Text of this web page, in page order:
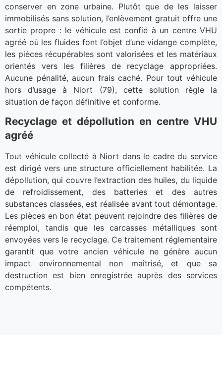
conserver en zone urbaine. Plutôt que de les laisser
immobilisés sans solution, l’enlèvement gratuit offre une
sortie propre : le véhicule est confié à un centre VHU
agréé où les fluides font l’objet d’une vidange complète,
les pièces récupérables sont valorisées et les matériaux
orientés vers les filières de recyclage appropriées.
Aucune pénalité, aucun frais caché. Pour tout véhicule
hors d’usage à Niort (79), cette solution règle la
situation de façon définitive et conforme.
Recyclage et dépollution en centre VHU
agréé
Tout véhicule collecté à Niort dans le cadre du service
est dirigé vers une structure officiellement habilitée. La
dépollution, qui couvre l’extraction des huiles, du liquide
de refroidissement, des batteries et des autres
substances classées, est réalisée avant tout démontage.
Les pièces en bon état peuvent rejoindre des filières de
réemploi, tandis que les carcasses métalliques sont
envoyées vers le recyclage. Ce traitement réglementaire
garantit que votre ancien véhicule ne génère aucun
impact environnemental non maîtrisé, et que sa
destruction est bien enregistrée auprès des services
compétents.